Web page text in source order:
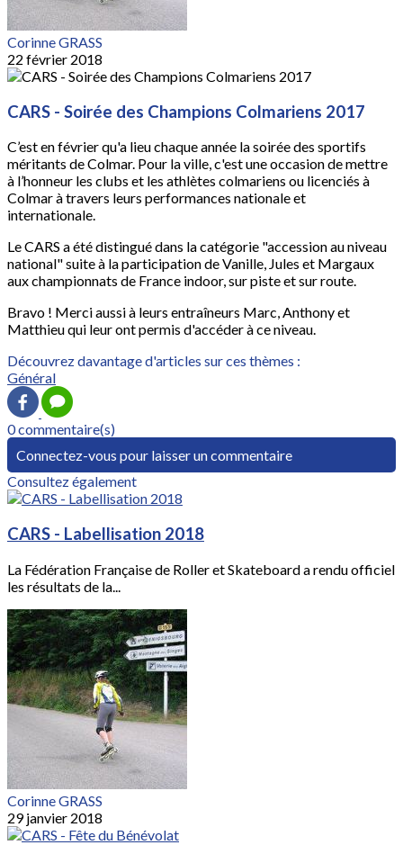
Corinne GRASS
22 février 2018
CARS - Soirée des Champions Colmariens 2017
C’est en février qu'a lieu chaque année la soirée des sportifs
méritants de Colmar. Pour la ville, c'est une occasion de mettre
à l’honneur les clubs et les athlètes colmariens ou licenciés à
Colmar à travers leurs performances nationale et
internationale.
Le CARS a été distingué dans la catégorie "accession au niveau
national" suite à la participation de Vanille, Jules et Margaux
aux championnats de France indoor, sur piste et sur route.
Bravo ! Merci aussi à leurs entraîneurs Marc, Anthony et
Matthieu qui leur ont permis d'accéder à ce niveau.
Découvrez davantage d'articles sur ces thèmes :
Général
0 commentaire(s)
Connectez-vous pour laisser un commentaire
Consultez également
CARS - Labellisation 2018
La Fédération Française de Roller et Skateboard a rendu officiel
les résultats de la...
Corinne GRASS
29 janvier 2018